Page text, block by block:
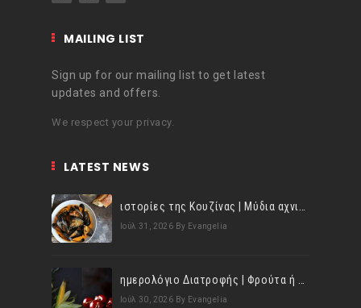
MAILING LIST
Sign up for our mailing list to get latest
updates and offers.
We respect your privacy.
LATEST NEWS
Ιούλ 31, 2026 By Evangelia
Ιούλ 30, 2026 By Evangelia